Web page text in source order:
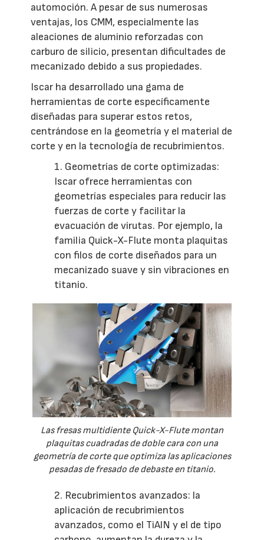
automoción. A pesar de sus numerosas
ventajas, los CMM, especialmente las
aleaciones de aluminio reforzadas con
carburo de silicio, presentan dificultades de
mecanizado debido a sus propiedades.
Iscar ha desarrollado una gama de
herramientas de corte específicamente
diseñadas para superar estos retos,
centrándose en la geometría y el material de
corte y en la tecnología de recubrimientos.
1. Geometrías de corte optimizadas:
Iscar ofrece herramientas con
geometrías especiales para reducir las
fuerzas de corte y facilitar la
evacuación de virutas. Por ejemplo, la
familia Quick-X-Flute monta plaquitas
con filos de corte diseñados para un
mecanizado suave y sin vibraciones en
titanio.
Las fresas multidiente Quick-X-Flute montan
plaquitas cuadradas de doble cara con una
geometría de corte que optimiza las aplicaciones
pesadas de fresado de debaste en titanio.
2. Recubrimientos avanzados: la
aplicación de recubrimientos
avanzados, como el TiAlN y el de tipo